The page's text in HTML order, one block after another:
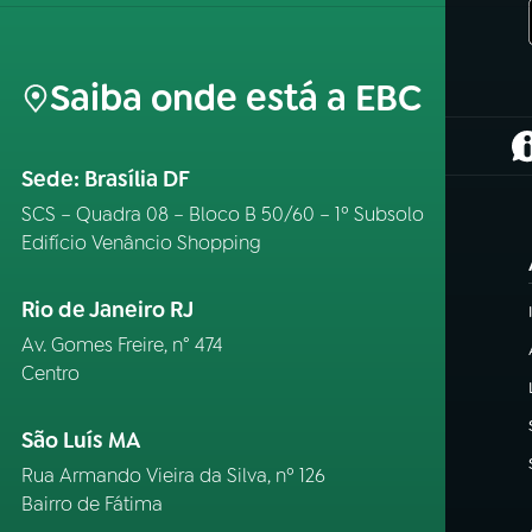
Saiba onde está a EBC
Sede: Brasília DF
SCS – Quadra 08 – Bloco B 50/60 – 1º Subsolo
Edifício Venâncio Shopping
Rio de Janeiro RJ
Av. Gomes Freire, n° 474
Centro
São Luís MA
Rua Armando Vieira da Silva, nº 126
Bairro de Fátima